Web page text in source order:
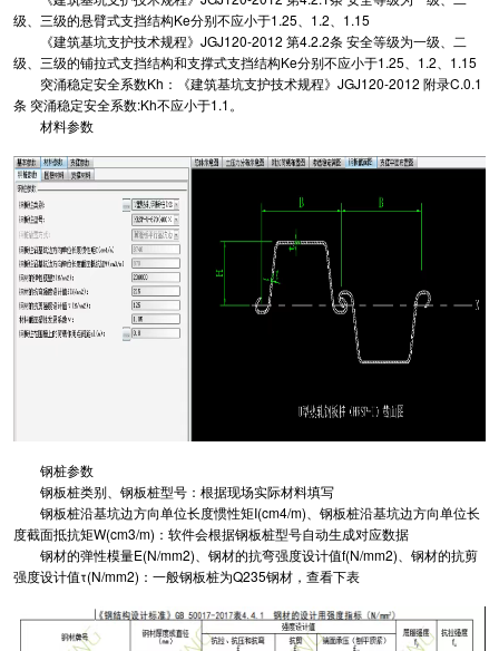
级、三级的悬臂式支挡结构Ke分别不应小于1.25、1.2、1.15
《建筑基坑支护技术规程》JGJ120-2012 第4.2.2条 安全等级为一级、二
级、三级的铺拉式支挡结构和支撑式支挡结构Ke分别不应小于1.25、1.2、1.15
突涌稳定安全系数Kh：《建筑基坑支护技术规程》JGJ120-2012 附录C.0.1
条 突涌稳定安全系数:Kh不应小于1.1。
材料参数
钢桩参数
钢板桩类别、钢板桩型号：根据现场实际材料填写
钢板桩沿基坑边方向单位长度惯性矩I(cm4/m)、钢板桩沿基坑边方向单位长
度截面抵抗矩W(cm3/m)：软件会根据钢板桩型号自动生成对应数据
钢材的弹性模量E(N/mm2)、钢材的抗弯强度设计值f(N/mm2)、钢材的抗剪
强度设计值τ(N/mm2)：一般钢板桩为Q235钢材，查看下表